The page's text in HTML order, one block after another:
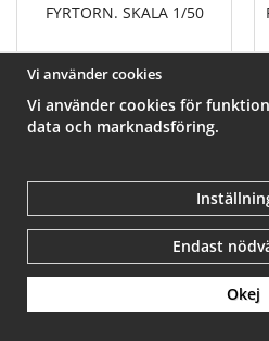
FYRTORN. SKALA 1/50
234 kr
Info Köp
Kontakta oss:
info@hobbymodeller.se
Vi använder cookies
Vi använder cookies för
data och marknadsföring.
Endast
Okej